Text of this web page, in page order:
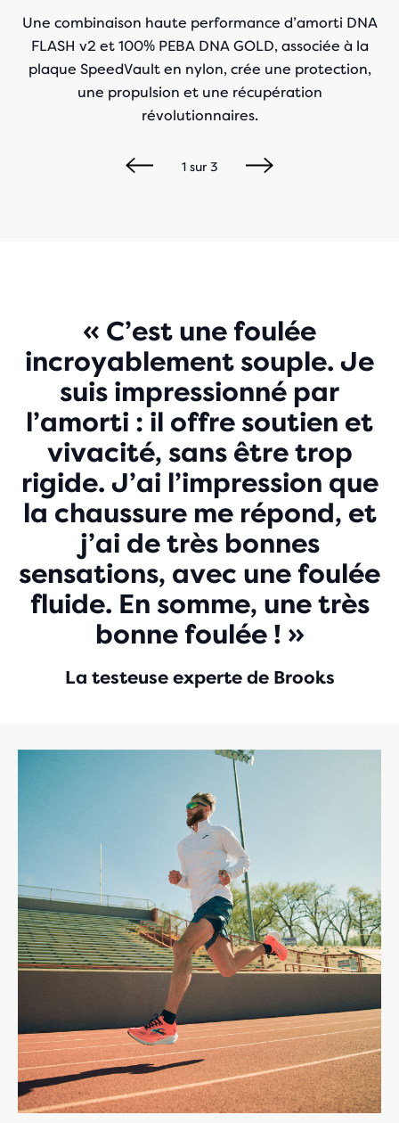
Une combinaison haute performance d’amorti DNA
FLASH v2 et 100% PEBA DNA GOLD, associée à la
plaque SpeedVault en nylon, crée une protection,
une propulsion et une récupération
révolutionnaires.
1sur 3
Play
Video
« C’est une foulée
incroyablement souple. Je
suis impressionné par
l’amorti : il offre soutien et
vivacité, sans être trop
rigide. J’ai l’impression que
la chaussure me répond, et
j’ai de très bonnes
sensations, avec une foulée
fluide. En somme, une très
bonne foulée ! »
La testeuse experte de Brooks